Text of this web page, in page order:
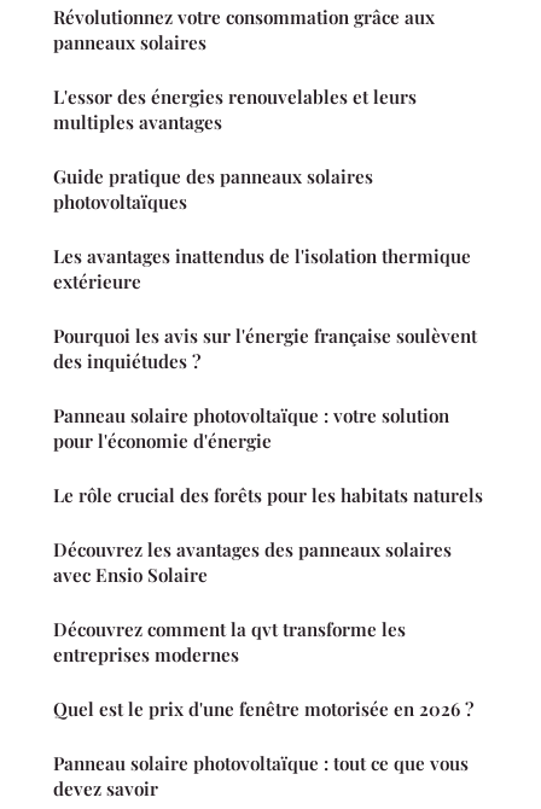
Révolutionnez votre consommation grâce aux
panneaux solaires
L'essor des énergies renouvelables et leurs
multiples avantages
Guide pratique des panneaux solaires
photovoltaïques
Les avantages inattendus de l'isolation thermique
extérieure
Pourquoi les avis sur l'énergie française soulèvent
des inquiétudes ?
Panneau solaire photovoltaïque : votre solution
pour l'économie d'énergie
Le rôle crucial des forêts pour les habitats naturels
Découvrez les avantages des panneaux solaires
avec Ensio Solaire
Découvrez comment la qvt transforme les
entreprises modernes
Quel est le prix d'une fenêtre motorisée en 2026 ?
Panneau solaire photovoltaïque : tout ce que vous
devez savoir